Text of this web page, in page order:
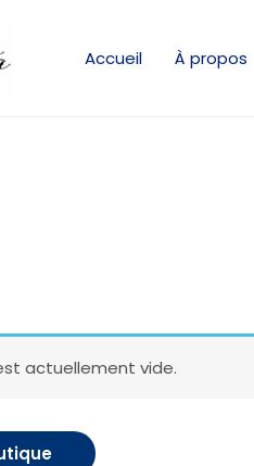
Accueil À propos
actuellement vide.